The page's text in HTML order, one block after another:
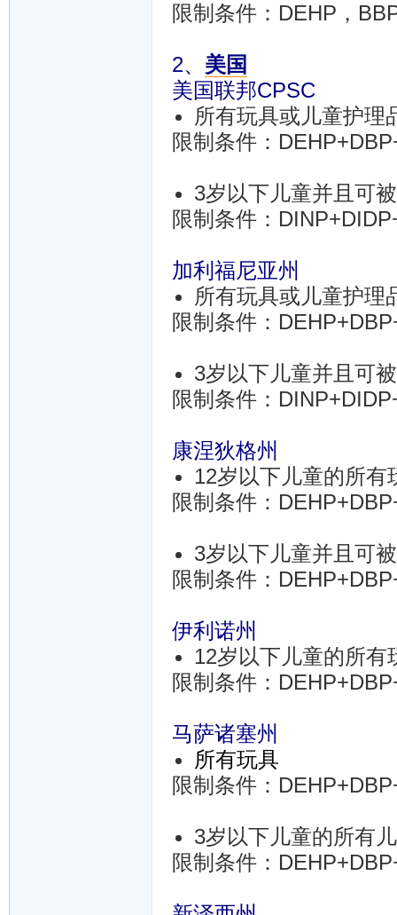
限制条件：DEHP，
2、 美国
美国联邦CPSC
所有玩具或儿童护理
限制条件：
3岁以下儿童并且可
限制条件：
加利福尼亚州
所有玩具或儿童护理
限制条件：
3岁以下儿童并且可
限制条件：
康涅狄格州
12岁以下儿童的所有
限制条件：
3岁以下儿童并且可
限制条件：
伊利诺州
12岁以下儿童的所有
限制条件：
马萨诸塞州
所有玩具
限制条件：
3岁以下儿童的所有
限制条件：